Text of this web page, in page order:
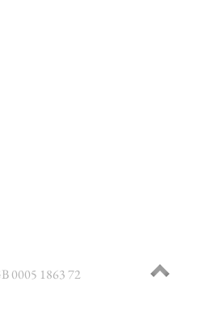
0005 1863 72